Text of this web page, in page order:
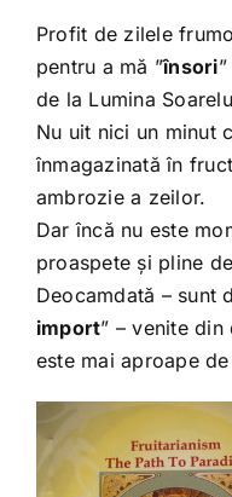
Profit de zilele
pentru a mă ”însori
de la Lumina
Nu uit nici un minut
înmagazinată în
ambrozie a zeilor.
Dar încă nu este
proaspete și pline
Deocamdată – sunt
import” – venite
este mai aproape